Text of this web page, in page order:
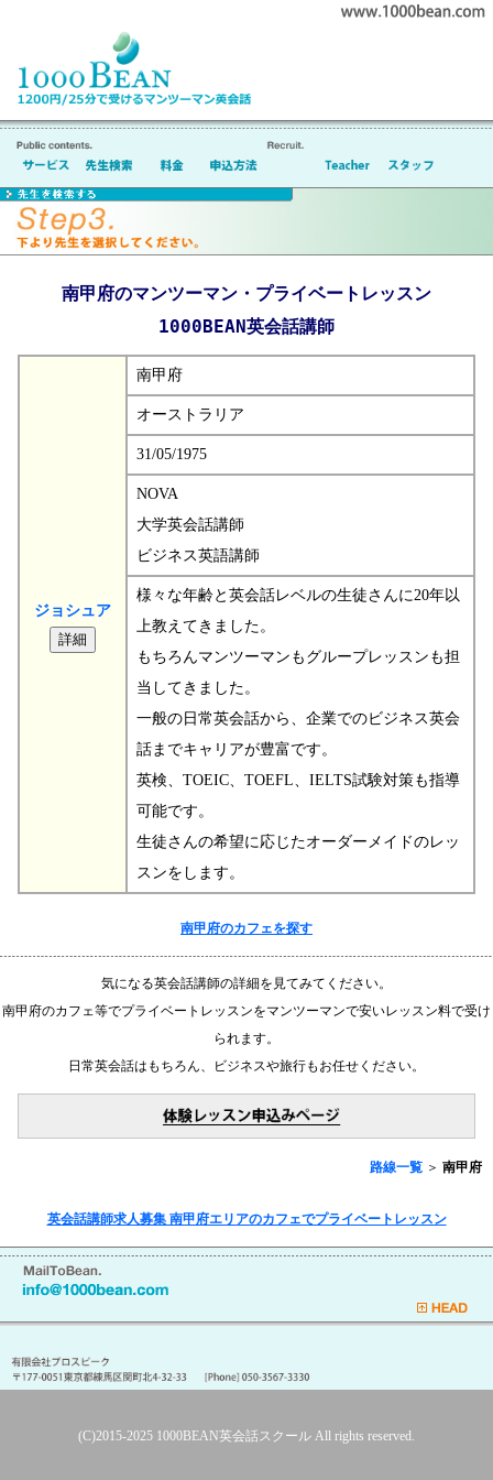
南甲府のマンツーマン・プライベートレッスン
1000BEAN英会話講師
ジョシュア
南甲府
オーストラリア
31/05/1975
NOVA
大学英会話講師
ビジネス英語講師
様々な年齢と英会話レベルの生徒さんに20年以
上教えてきました。
もちろんマンツーマンもグループレッスンも担
当してきました。
一般の日常英会話から、企業でのビジネス英会
話までキャリアが豊富です。
英検、TOEIC、TOEFL、IELTS試験対策も指導
可能です。
生徒さんの希望に応じたオーダーメイドのレッ
スンをします。
南甲府のカフェを探す
気になる英会話講師の詳細を見てみてください。
南甲府のカフェ等でプライベートレッスンをマンツーマンで安いレッスン料で受け
られます。
日常英会話はもちろん、ビジネスや旅行もお任せください。
路線一覧 ＞ 南甲府
英会話講師求人募集 南甲府エリアのカフェでプライベートレッスン
(C)2015-2025 1000BEAN英会話スクール All rights reserved.